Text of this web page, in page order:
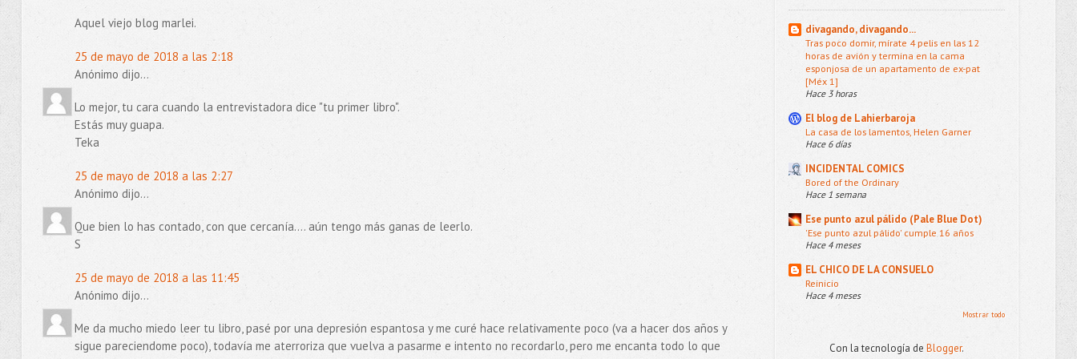
Aquel viejo blog marlei.
25 de mayo de 2018 a las 2:18
Anónimo dijo...
Lo mejor, tu cara cuando la entrevistadora dice "tu primer libro".
Estás muy guapa.
Teka
25 de mayo de 2018 a las 2:27
Anónimo dijo...
Que bien lo has contado, con que cercanía.... aún tengo más ganas de leerlo.
S
25 de mayo de 2018 a las 11:45
Anónimo dijo...
Me da mucho miedo leer tu libro, pasé por una depresión espantosa y me curé hace relativamente poco (va a hacer dos años y
sigue pareciendome poco), todavía me aterroriza que vuelva a pasarme e intento no recordarlo, pero me encanta todo lo que
divagando, divagando...
Tras poco domir, mírate 4 pelis en las 12
horas de avión y termina en la cama
esponjosa de un apartamento de ex-pat
[Méx 1]
Hace 3 horas
El blog de Lahierbaroja
La casa de los lamentos, Helen Garner
Hace 6 días
INCIDENTAL COMICS
Bored of the Ordinary
Hace 1 semana
Ese punto azul pálido (Pale Blue Dot)
'Ese punto azul pálido' cumple 16 años
Hace 4 meses
EL CHICO DE LA CONSUELO
Reinicio
Hace 4 meses
Mostrar todo
Con la tecnología de Blogger.